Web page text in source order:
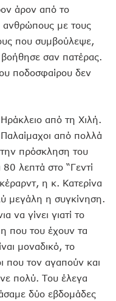
άρον από το
ανθρώπους με τους
που συμβούλεψε,
σαν πατέρας.
ποδοσφαίρου δεν
από τη Χιλή.
από πολλά
πρόσκληση του
λεπτά στο “Γεντί
η κ. Κατερίνα
μεγάλη η συγκίνηση.
να γίνει γιατί το
που του έχουν τα
μοναδικό, το
που τον αγαπούν και
πολύ. Του έλεγα
δύο εβδομάδες